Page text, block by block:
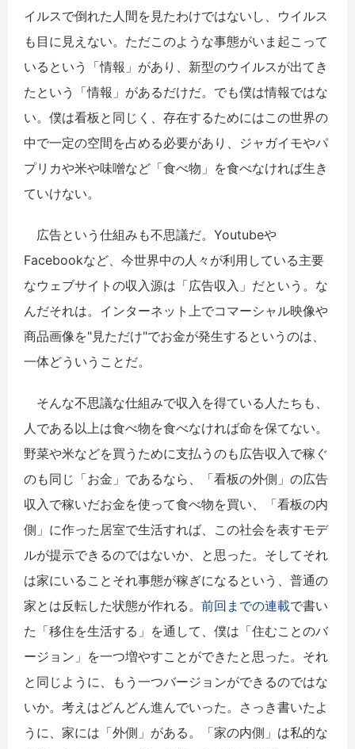
イルスで倒れた人間を見たわけではないし、ウイルス
も目に見えない。ただこのような事態がいま起こって
いるという「情報」があり、新型のウイルスが出てき
たという「情報」があるだけだ。でも僕は情報ではな
い。僕は看板と同じく、存在するためにはこの世界の
中で一定の空間を占める必要があり、ジャガイモやパ
プリカや米や味噌など「食べ物」を食べなければ生き
ていけない。
広告という仕組みも不思議だ。Youtubeや
Facebookなど、今世界中の人々が利用している主要
なウェブサイトの収入源は「広告収入」だという。な
んだそれは。インターネット上でコマーシャル映像や
商品画像を"見ただけ"でお金が発生するというのは、
一体どういうことだ。
そんな不思議な仕組みで収入を得ている人たちも、
人である以上は食べ物を食べなければ命を保てない。
野菜や米などを買うために支払うのも広告収入で稼ぐ
のも同じ「お金」であるなら、「看板の外側」の広告
収入で稼いだお金を使って食べ物を買い、「看板の内
側」に作った居室で生活すれば、この社会を表すモデ
ルが提示できるのではないか、と思った。そしてそれ
は家にいることそれ事態が稼ぎになるという、普通の
家とは反転した状態が作れる。 前回までの連載で書い
た「移住を生活する」を通して、僕は「住むことのバ
ージョン」を一つ増やすことができたと思った。それ
と同じように、もう一つバージョンができるのではな
いか。考えはどんどん進んでいった。さっき書いたよ
うに、家には「外側」がある。「家の内側」は私的な